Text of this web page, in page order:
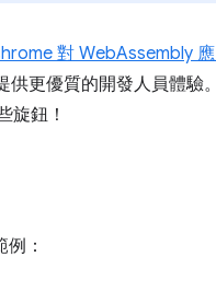
對 WebAssembly
更優質的開發人員體驗
旋鈕！
：